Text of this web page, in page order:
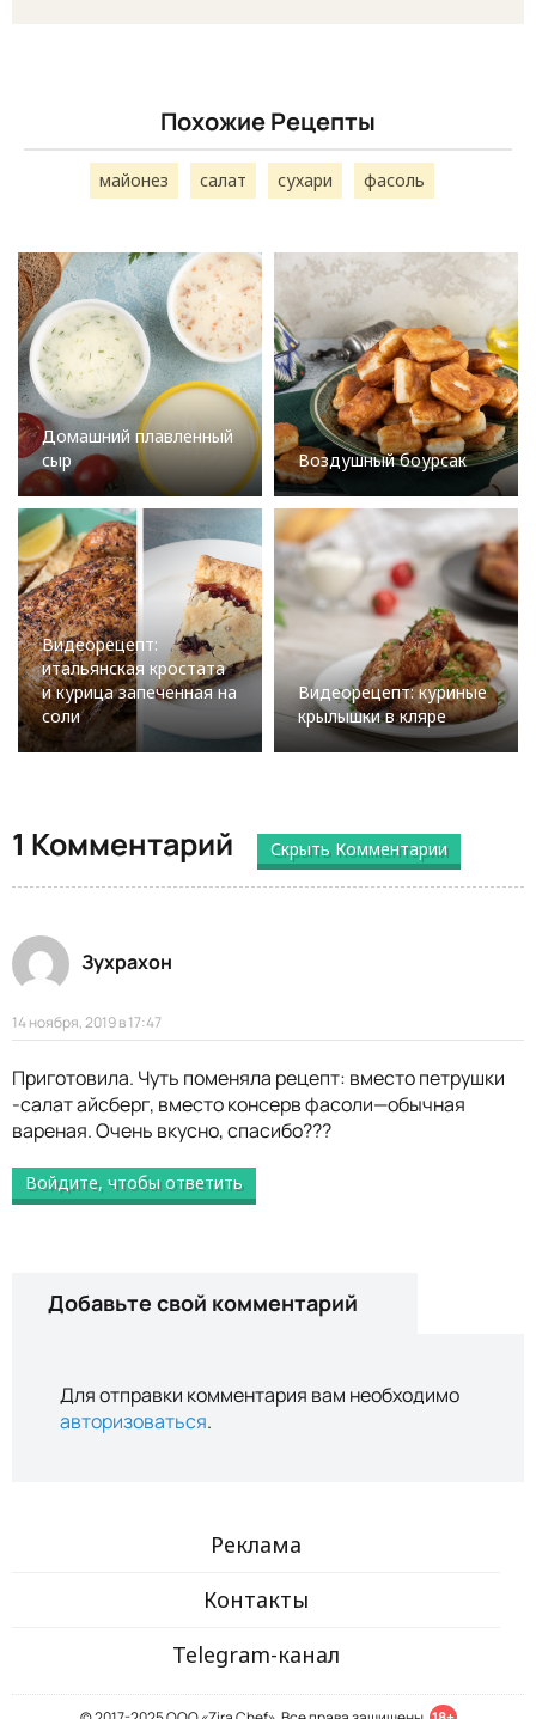
Похожие Рецепты
майонез салат сухари фасоль
Домашний плавленный
сыр
Воздушный боурсак
Видеорецепт:
итальянская кростата
и курица запеченная на
соли
Видеорецепт: куриные
крылышки в кляре
1 Комментарий Скрыть Комментарии
Зухрахон
14 ноября, 2019 в 17:47
Приготовила. Чуть поменяла рецепт: вместо петрушки
-салат айсберг, вместо консерв фасоли—обычная
вареная. Очень вкусно, спасибо???
Войдите, чтобы ответить
Добавьте свой комментарий
Для отправки комментария вам необходимо
авторизоваться.
Реклама
Контакты
Telegram-канал